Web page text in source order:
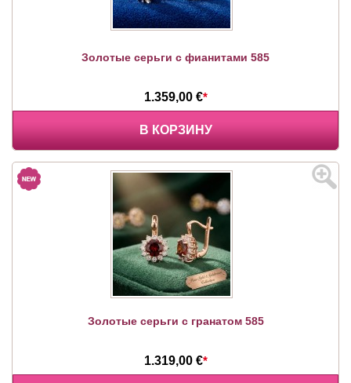
Золотые серьги с фианитами 585
1.359,00 €*
В КОРЗИНУ
Золотые серьги с гранатом 585
1.319,00 €*